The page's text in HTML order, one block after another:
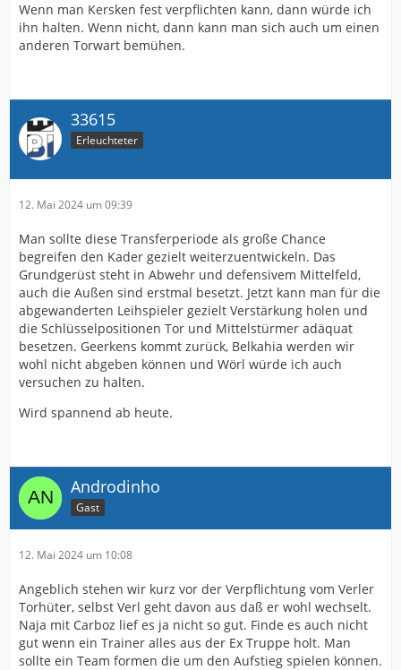
Wenn man Kersken fest verpflichten kann, dann würde ich
ihn halten. Wenn nicht, dann kann man sich auch um einen
anderen Torwart bemühen.
33615
Erleuchteter
12. Mai 2024 um 09:39
Man sollte diese Transferperiode als große Chance
begreifen den Kader gezielt weiterzuentwickeln. Das
Grundgerüst steht in Abwehr und defensivem Mittelfeld,
auch die Außen sind erstmal besetzt. Jetzt kann man für die
abgewanderten Leihspieler gezielt Verstärkung holen und
die Schlüsselpositionen Tor und Mittelstürmer adäquat
besetzen. Geerkens kommt zurück, Belkahia werden wir
wohl nicht abgeben können und Wörl würde ich auch
versuchen zu halten.
Wird spannend ab heute.
Androdinho
Gast
12. Mai 2024 um 10:08
Angeblich stehen wir kurz vor der Verpflichtung vom Verler
Torhüter, selbst Verl geht davon aus daß er wohl wechselt.
Naja mit Carboz lief es ja nicht so gut. Finde es auch nicht
gut wenn ein Trainer alles aus der Ex Truppe holt. Man
sollte ein Team formen die um den Aufstieg spielen können.